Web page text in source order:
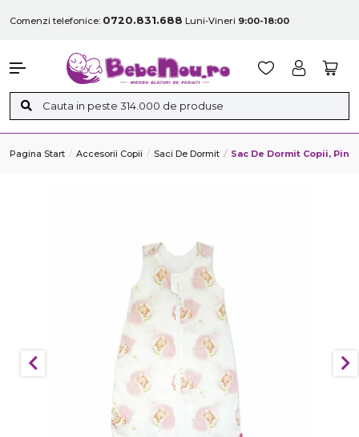
Comenzi telefonice: 0720.831.688 Luni-Vineri 9:00-18:00
Pagina Start Accesorii Copii Saci De Dormit Sac De Dormit Copii, Pink